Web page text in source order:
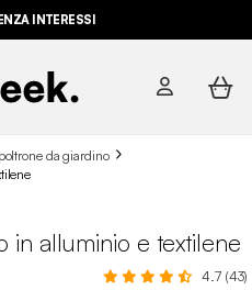
INTERESSI
da giardino
in alluminio e textilene
4.7 (43)